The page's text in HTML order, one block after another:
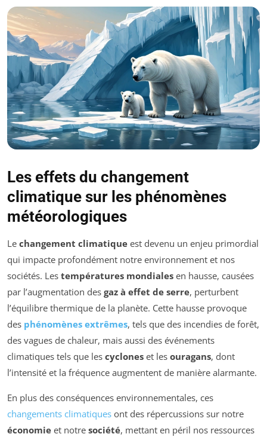
Les effets du changement
climatique sur les phénomènes
météorologiques
Le changement climatique est devenu un enjeu primordial
qui impacte profondément notre environnement et nos
sociétés. Les températures mondiales en hausse, causées
par l’augmentation des gaz à effet de serre, perturbent
l’équilibre thermique de la planète. Cette hausse provoque
des phénomènes extrêmes, tels que des incendies de forêt,
des vagues de chaleur, mais aussi des événements
climatiques tels que les cyclones et les ouragans, dont
l’intensité et la fréquence augmentent de manière alarmante.
En plus des conséquences environnementales, ces
changements climatiques ont des répercussions sur notre
économie et notre société, mettant en péril nos ressources